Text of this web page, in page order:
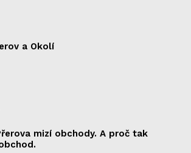
a Okolí
mizí obchody. A proč tak